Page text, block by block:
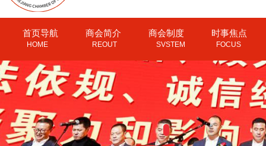
首页导航 商会简介 商会制度 时事焦点
HOME REOUT SVSTEM FOCUS